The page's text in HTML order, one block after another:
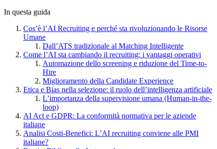
In questa guida
Cos’è l’AI Recruiting e perché sta rivoluzionando le Risorse
Umane
Dall’ATS tradizionale al Matching Intelligente
Come l’AI sta cambiando il recruiting: i vantaggi operativi
Automazione dello screening e riduzione del Time-to-
Hire
Miglioramento della Candidate Experience
Etica e Bias nella selezione: il ruolo dell’intelligenza artificiale
L’importanza della supervisione umana (Human-in-the-
loop)
AI Act e GDPR: La conformità normativa per le aziende
italiane
Analisi Costi-Benefici: L’AI recruiting conviene alle PMI
italiane?